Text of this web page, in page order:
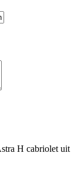
H cabriolet uit